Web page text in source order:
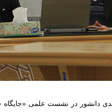
دانشور در نشست علمی